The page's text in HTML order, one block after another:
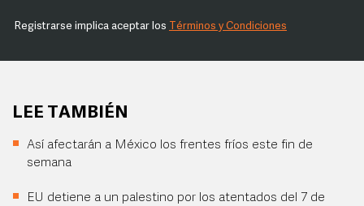
Registrarse implica aceptar los Términos y Condiciones
LEE TAMBIÉN
Así afectarán a México los frentes fríos este fin de
semana
EU detiene a un palestino por los atentados del 7 de